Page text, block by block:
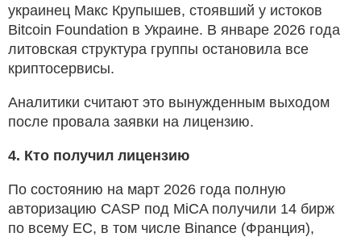
украинец Макс Крупышев, стоявший у истоков
Bitcoin Foundation в Украине. В январе 2026 года
литовская структура группы остановила все
криптосервисы.
Аналитики считают это вынужденным выходом
после провала заявки на лицензию.
4. Кто получил лицензию
По состоянию на март 2026 года полную
авторизацию CASP под MiCA получили 14 бирж
по всему ЕС, в том числе Binance (Франция),